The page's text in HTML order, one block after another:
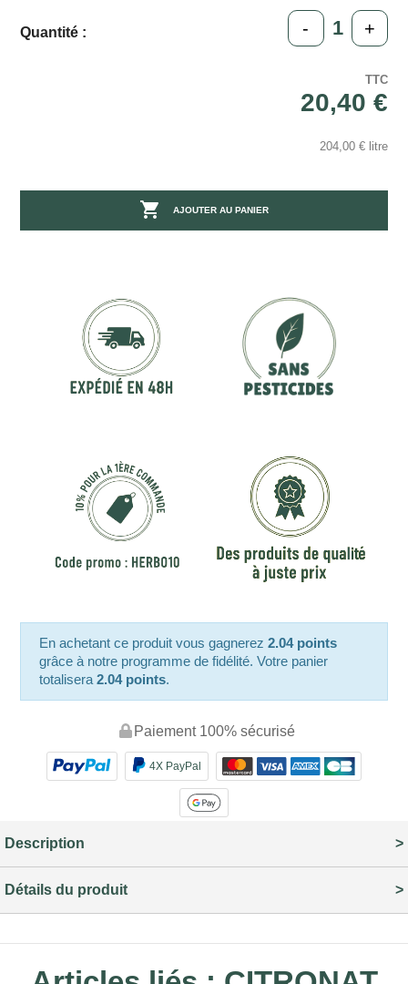
Quantité : - +
TTC
20,40 €
204,00 € litre
 AJOUTER AU PANIER
En achetant ce produit vous gagnerez2.04 points
grâce à notre programme de fidélité. Votre panier
totalisera2.04 points.
Paiement 100% sécurisé
4X PayPal
Description
Détails du produit